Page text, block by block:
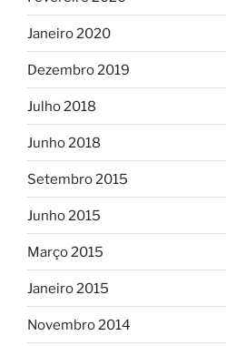
Janeiro 2020
Dezembro 2019
Julho 2018
Junho 2018
Setembro 2015
Junho 2015
Março 2015
Janeiro 2015
Novembro 2014